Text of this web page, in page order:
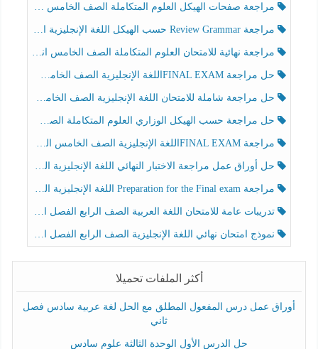
مراجعة صفحات الهيكل العلوم المتكاملة الصف الخامس انسبير الفصل الثالث
مراجعة Review Grammar حسب الهيكل اللغة الإنجليزية الصف الخامس الفصل الثالث
مراجعة نهائية للامتحان العلوم المتكاملة الصف الخامس انسبير الفصل الثالث
حل مراجعة FINAL EXAMاللغة الإنجليزية الصف الخامس الفصل الثالث
حل مراجعة شاملة للامتحان اللغة الإنجليزية الصف الخامس الفصل الثالث
حل مراجعة حسب الهيكل الوزاري العلوم المتكاملة الصف الخامس عام الفصل الثالث
مراجعة FINAL EXAMاللغة الإنجليزية الصف الخامس الفصل الثالث
حل أوراق عمل مراجعة الاختبار النهائي اللغة الإنجليزية الصف الرابع الفصل الثالث
مراجعة Preparation for the Final exam اللغة الإنجليزية الصف الرابع الفصل الثالث
تدريبات عامة للامتحان اللغة العربية الصف الرابع الفصل الثالث
نموذج امتحان نهائي اللغة الإنجليزية الصف الرابع الفصل الثالث
أكثر الملفات تحميلا
أوراق عمل درس المفعول المطلق مع الحل لغة عربية سادس فصل
ثاني
حل الدرس الأول الوحدة الثالثة علوم سادس